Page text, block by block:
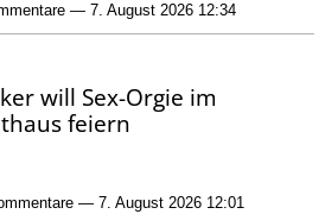
— 7. August 2026 12:34
will Sex-Orgie im
feiern
— 7. August 2026 12:01